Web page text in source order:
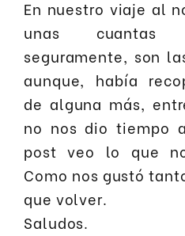
En nuestro viaje al
unas cuantas
seguramente, son
aunque, había
de alguna más,
no nos dio tiempo
post veo lo que
Como nos gustó
que volver.
Saludos.